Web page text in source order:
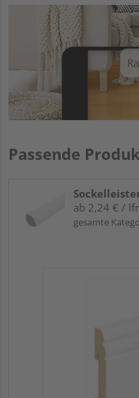
Passende
ab 2,24 € /
gesamte